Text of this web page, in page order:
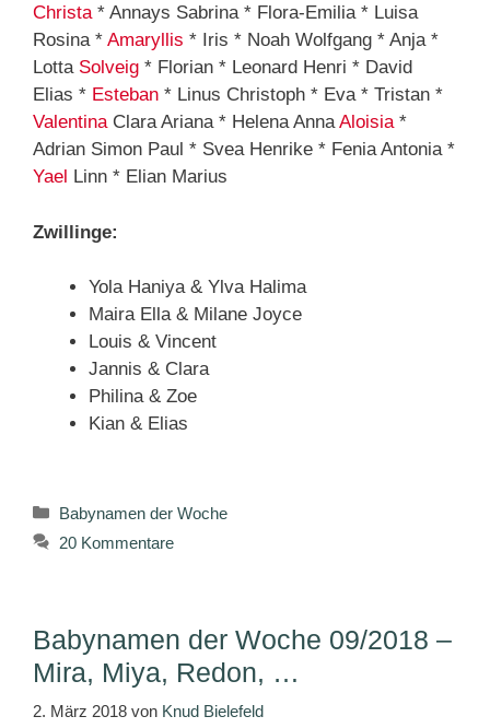
Christa* Annays Sabrina * Flora-Emilia * Luisa
Rosina * Amaryllis * Iris * Noah Wolfgang * Anja *
Lotta Solveig * Florian * Leonard Henri * David
Elias * Esteban * Linus Christoph * Eva * Tristan *
ValentinaClara Ariana * Helena AnnaAloisia*
Adrian Simon Paul * Svea Henrike * Fenia Antonia *
Yael Linn * Elian Marius
Zwillinge:
Yola Haniya & Ylva Halima
Maira Ella & Milane Joyce
Louis & Vincent
Jannis & Clara
Philina & Zoe
Kian & Elias
Kategorien
Babynamen der Woche
20 Kommentare
Babynamen der Woche 09/2018 –
Mira, Miya, Redon, …
2. März 2018 von Knud Bielefeld